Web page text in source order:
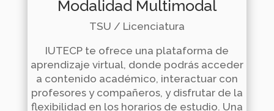
Modalidad Multimodal
TSU / Licenciatura
IUTECP te ofrece una plataforma de
aprendizaje virtual, donde podrás acceder
a contenido académico, interactuar con
profesores y compañeros, y disfrutar de la
flexibilidad en los horarios de estudio. Una